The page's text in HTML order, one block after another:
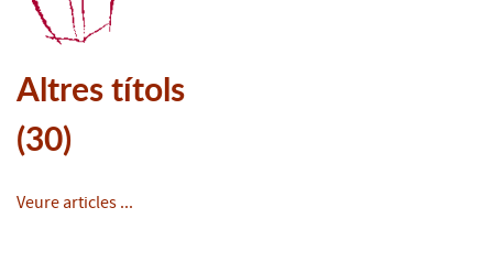
Altres títols
(30)
Veure articles ...